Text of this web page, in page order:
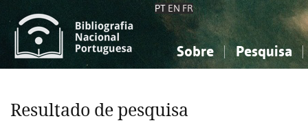
PT EN FR
Sobre Pesquisa
Ciências sociais...
Ciências sociais...
Resultado de pesquisa